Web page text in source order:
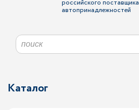
российского поставщика
автопринадлежностей
Каталог